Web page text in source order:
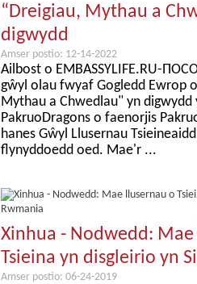
“Dreigiau, Mythau a
digwydd
Amser postio: 12-14-2022
Ailbost o EMBASSYLIFE.RU-
gŵyl olau fwyaf Gogledd Ewrop
Mythau a Chwedlau" yn digwydd
PakruoDragons o faenorjis
hanes Gŵyl Llusernau
flynyddoedd oed. Mae'r ...
Xinhua - Nodwedd:
Tsieina yn disgleirio yn
Amser postio: 06-24-2019